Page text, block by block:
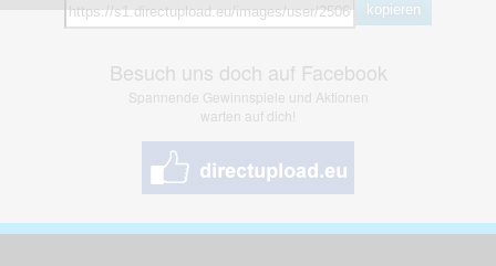
kopieren
Besuch uns doch auf Facebook
Spannende Gewinnspiele und Aktionen
warten auf dich!